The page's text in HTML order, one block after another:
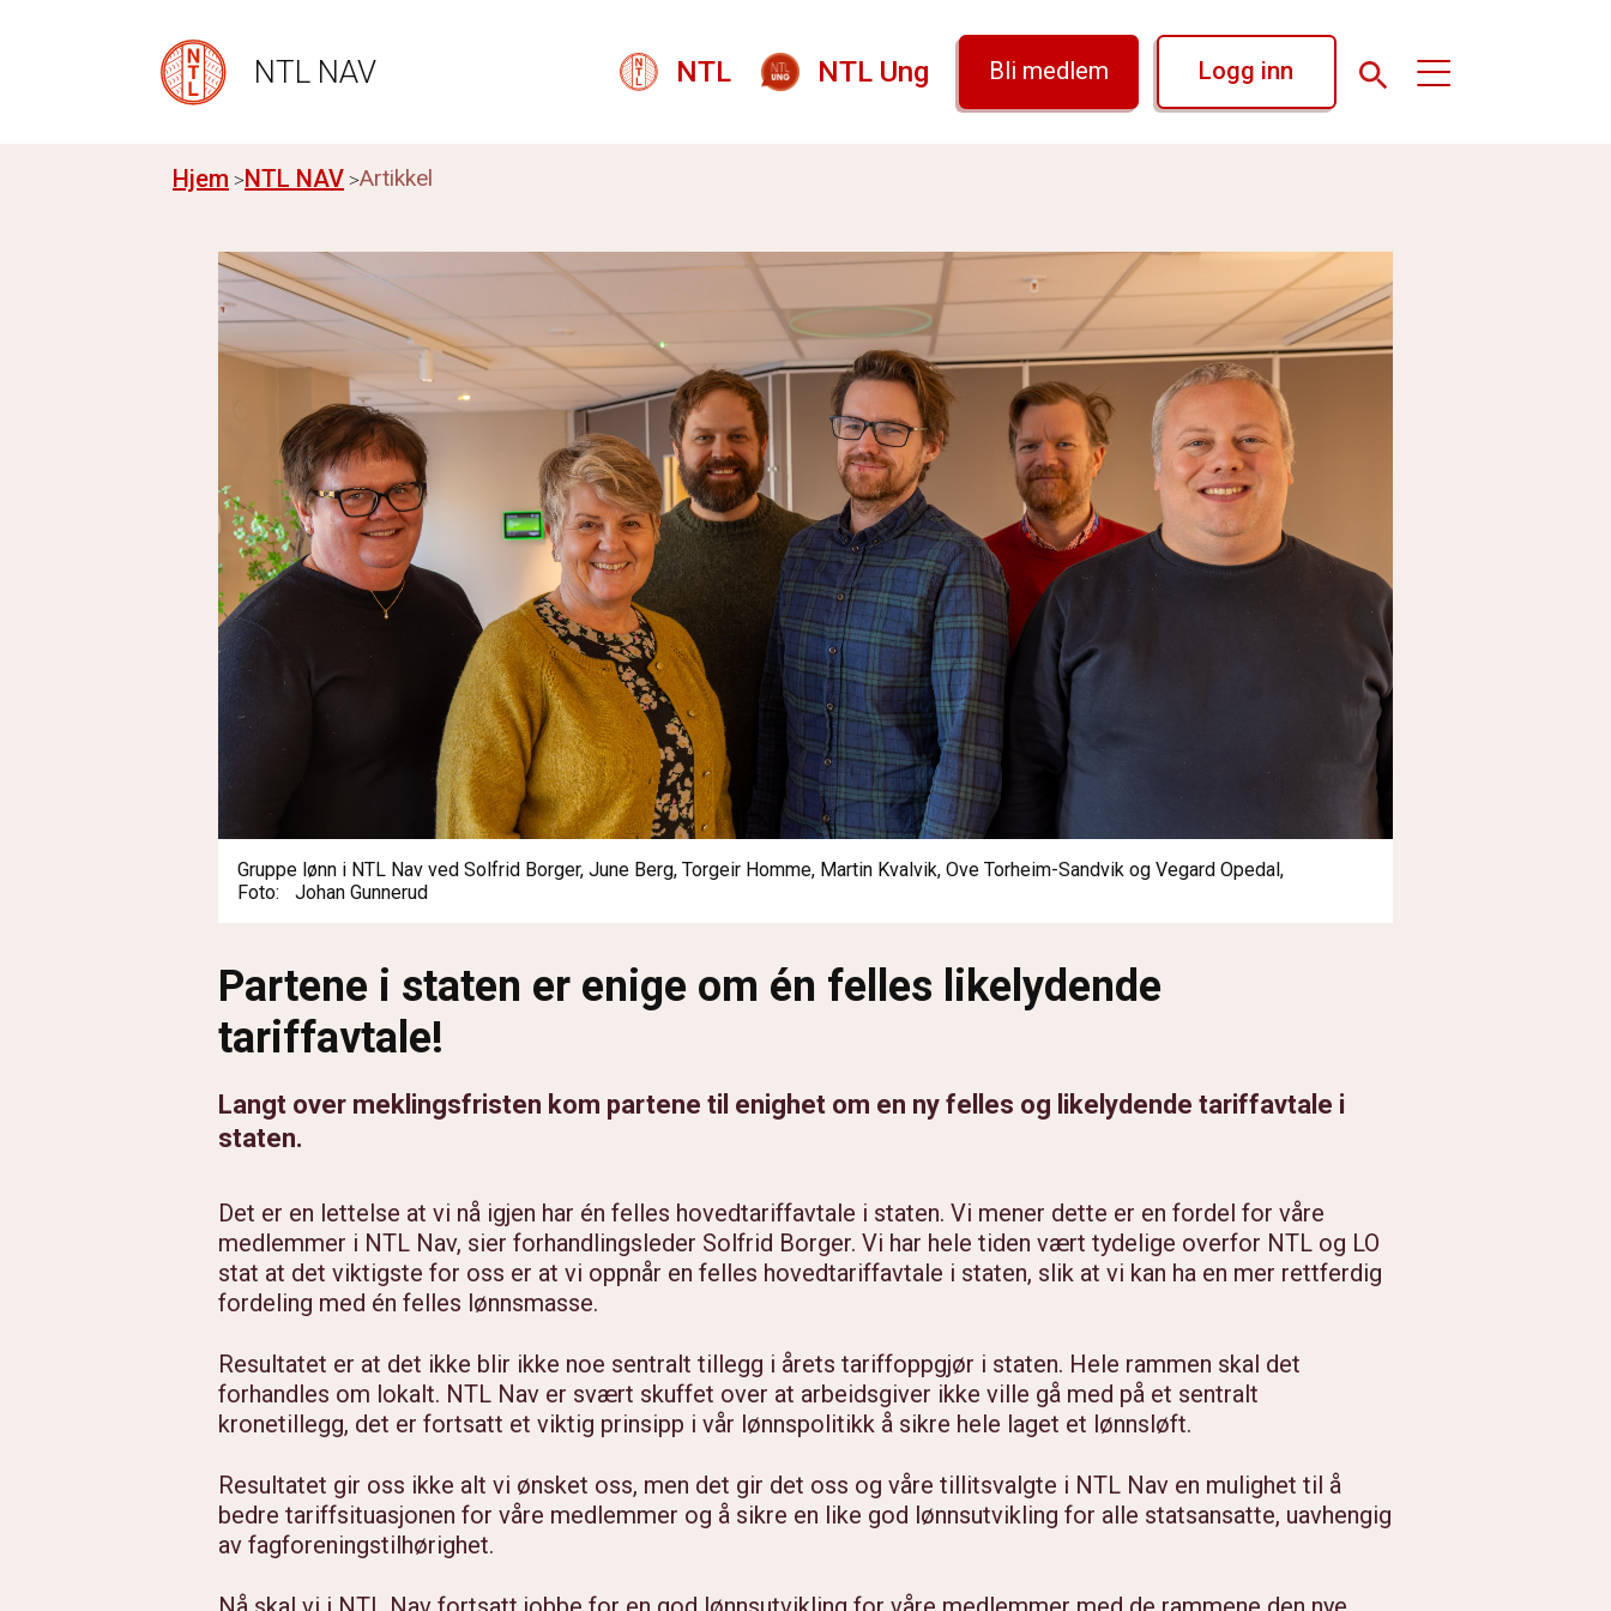
NTL NAV NTL NTL Ung Bli medlem Logg inn
Hjem NTL NAV Artikkel
Gruppe lønn i NTL Nav ved Solfrid Borger, June Berg, Torgeir Homme, Martin Kvalvik, Ove Torheim-Sandvik og Vegard Opedal,
Foto
Johan Gunnerud
Partene i staten er enige om én felles likelydende
tariffavtale!
Langt over meklingsfristen kom partene til enighet om en ny felles og likelydende tariffavtale i
staten.
Det er en lettelse at vi nå igjen har én felles hovedtariffavtale i staten. Vi mener dette er en fordel for våre
medlemmer i NTL Nav, sier forhandlingsleder Solfrid Borger. Vi har hele tiden vært tydelige overfor NTL og LO
stat at det viktigste for oss er at vi oppnår en felles hovedtariffavtale i staten, slik at vi kan ha en mer rettferdig
fordeling med én felles lønnsmasse.
Resultatet er at det ikke blir ikke noe sentralt tillegg i årets tariffoppgjør i staten. Hele rammen skal det
forhandles om lokalt. NTL Nav er svært skuffet over at arbeidsgiver ikke ville gå med på et sentralt
kronetillegg, det er fortsatt et viktig prinsipp i vår lønnspolitikk å sikre hele laget et lønnsløft.
Resultatet gir oss ikke alt vi ønsket oss, men det gir det oss og våre tillitsvalgte i NTL Nav en mulighet til å
bedre tariffsituasjonen for våre medlemmer og å sikre en like god lønnsutvikling for alle statsansatte, uavhengig
av fagforeningstilhørighet.